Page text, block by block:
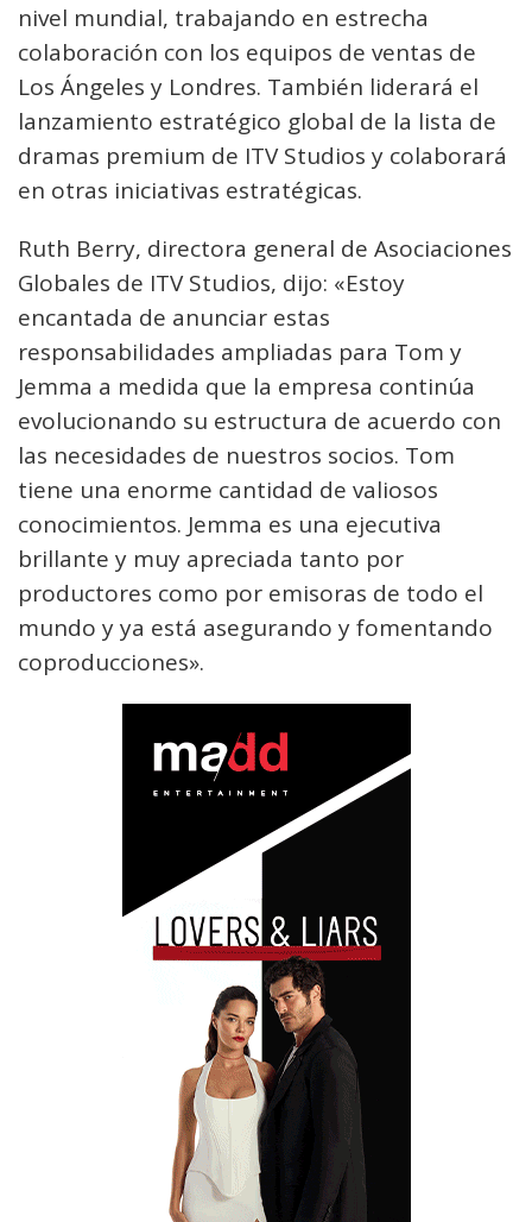
nivel mundial, trabajando en estrecha
colaboración con los equipos de ventas de
Los Ángeles y Londres. También liderará el
lanzamiento estratégico global de la lista de
dramas premium de ITV Studios y colaborará
en otras iniciativas estratégicas.
Ruth Berry, directora general de Asociaciones
Globales de ITV Studios, dijo: «Estoy
encantada de anunciar estas
responsabilidades ampliadas para Tom y
Jemma a medida que la empresa continúa
evolucionando su estructura de acuerdo con
las necesidades de nuestros socios. Tom
tiene una enorme cantidad de valiosos
conocimientos. Jemma es una ejecutiva
brillante y muy apreciada tanto por
productores como por emisoras de todo el
mundo y ya está asegurando y fomentando
coproducciones».